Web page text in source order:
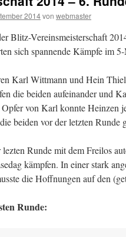
2014von webmaster
Blitz-Vereinsmeisterschaft
sich spannende Kämpfe im
Karl Wittmann und Hein
die beiden aufeinander und
von Karl konnte Heinzen
beiden vor der letzten Runde
Runde mit dem Freilos
kämpfen. In einer stark
die Hoffnungen auf den
Runde: